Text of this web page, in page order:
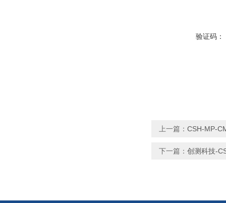
验证码：
上一篇： CSH-MP-
下一篇： 创测科技-